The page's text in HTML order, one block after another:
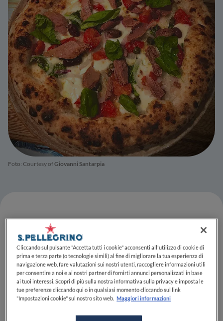
Foto: Courtesy ofGiovanni Santarpia
Difficoltà
FACILE
Cliccando sul pulsante "Accetta tutti i cookie" acconsenti all'utilizzo di cookie di
prima e terza parte (o tecnologie simili) al fine di migliorare la tua esperienza di
navigazione web, fare valutazioni sui nostri utenti, raccogliere informazioni utili
per consentire a noi e ai nostri partner di fornirti annunci personalizzati in base
ai tuoi interessi. Scopri di più sulla nostra informativa sulla privacy e imposta le
tue preferenze cliccando qui o in qualsiasi momento cliccando sul link
"Impostazioni cookie" sul nostro sito web. Maggiori informazioni